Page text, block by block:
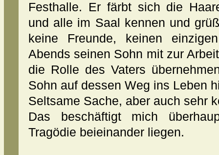
Festhalle. Er färbt sich die
und alle im Saal kennen und
keine Freunde, keinen
Abends seinen Sohn mit zur
die Rolle des Vaters
Sohn auf dessen Weg ins Leben
Seltsame Sache, aber auch sehr
Das beschäftigt mich
Tragödie beieinander liegen.